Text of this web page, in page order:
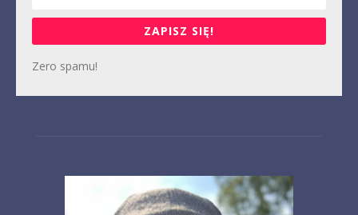
ZAPISZ SIĘ!
Zero spamu!